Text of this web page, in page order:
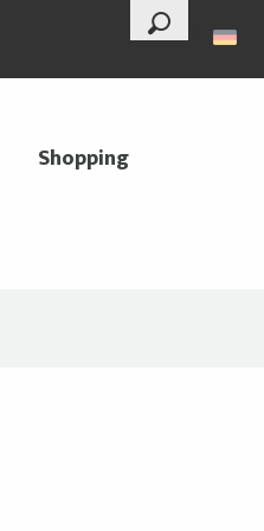
--°
Suche
Shopping